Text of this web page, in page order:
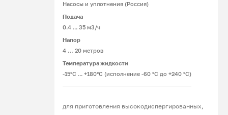
Насосы и уплотнения (Россия)
Подача
0.4 ... 35 м3/ч
Напор
4 … 20 метров
Температура жидкости
-15°С ... +180°С (исполнение -60 °С до +240 °С)
для приготовления высокодиспергированных,